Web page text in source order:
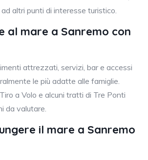
altri punti di interesse turistico.
al mare a Sanremo con
attrezzati, servizi, bar e accessi
le più adatte alle famiglie.
a Volo e alcuni tratti di Tre Ponti
da valutare.
il mare a Sanremo